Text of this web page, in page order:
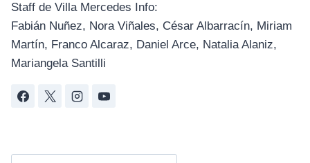
Staff de Villa Mercedes Info:
Fabián Nuñez, Nora Viñales, César Albarracín, Miriam
Martín, Franco Alcaraz, Daniel Arce, Natalia Alaniz,
Mariangela Santilli